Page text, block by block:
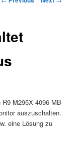
M295X 4096 MB
auszuschalten.
eine Lösung zu